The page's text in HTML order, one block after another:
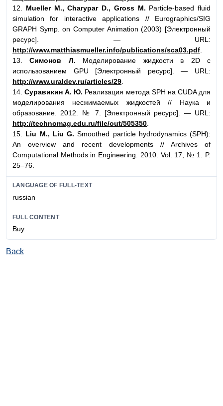
12. Mueller M., Charypar D., Gross M. Particle-based fluid
simulation for interactive applications // Eurographics/SIG
GRAPH Symp. on Computer Animation (2003) [Электронный
ресурс]. — URL:
http://www.matthiasmueller.info/publications/sca03.pdf
13.Симонов Л. Моделирование жидкости в 2D с
использованием GPU [Электронный ресурс]. — URL:
http://www.uraldev.ru/articles/29
14.Суравикин А. Ю. Реализация метода SPH на CUDA для
моделирования несжимаемых жидкостей // Наука и
образование. 2012. № 7. [Электронный ресурс]. — URL:
http://technomag.edu.ru/file/out/505350
15. Liu M., Liu G. Smoothed particle hydrodynamics (SPH):
An overview and recent developments // Archives of
Computational Methods in Engineering. 2010. Vol. 17, № 1. P.
25–76.
LANGUAGE OF FULL-TEXT
russian
FULL CONTENT
Buy
Back